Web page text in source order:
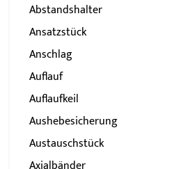
Abstandshalter
Ansatzstück
Anschlag
Auflauf
Auflaufkeil
Aushebesicherung
Austauschstück